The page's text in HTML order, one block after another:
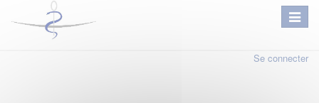
Se connecter